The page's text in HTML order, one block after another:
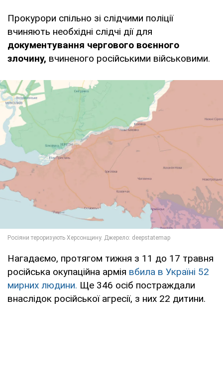
Прокурори спільно зі слідчими поліції
вчиняють необхідні слідчі дії для
документування чергового воєнного
злочину, вчиненого російськими військовими.
Нагадаємо, протягом тижня з 11 до 17 травня
російська окупаційна армія вбила в Україні 52
мирних людини. Ще 346 осіб постраждали
внаслідок російської агресії, з них 22 дитини.